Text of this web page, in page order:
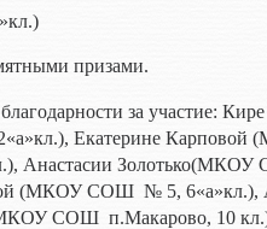
призами.
за участие:
Екатерине
Анастасии
(МКОУ СОШ № 5, 6«а»кл.),
СОШ п.Макарово, 10